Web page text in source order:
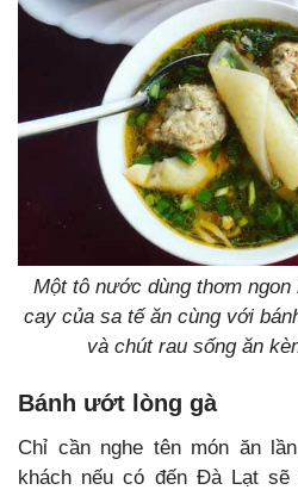
Một tô nước dùng thơm
cay của sa tế ăn cùng với
và chút rau sống ăn
Bánh ướt lòng gà
Chỉ cần nghe tên món ăn
khách nếu có đến Đà Lạt